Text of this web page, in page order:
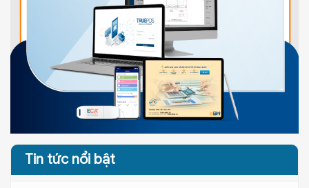
Tin tức nổi bật